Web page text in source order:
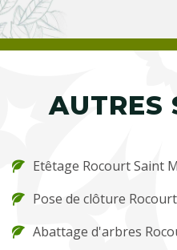
AUTRES
Etêtage Rocourt Saint
Pose de clôture
Abattage d'arbres